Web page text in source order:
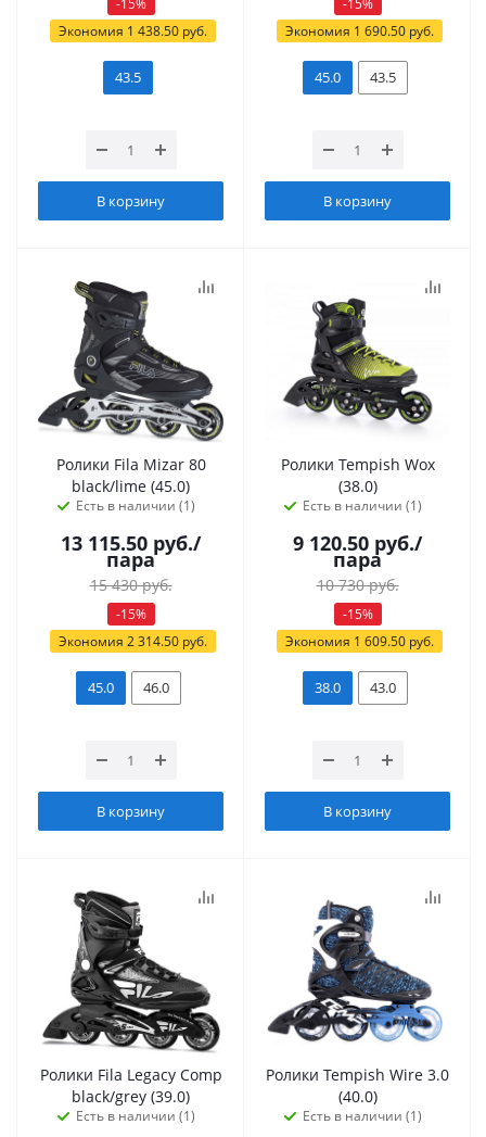
-15%
Экономия 1 438.50руб.
43.5
В корзину
-15%
Экономия 1 690.50руб.
45.0 43.5
В корзину
Ролики Fila Mizar 80
black/lime (45.0)
Есть в наличии (1)
13 115.50 руб./
пара
15 430руб.
-15%
Экономия 2 314.50руб.
45.0 46.0
В корзину
Ролики Tempish Wox
(38.0)
Есть в наличии (1)
9 120.50 руб./
пара
10 730руб.
-15%
Экономия 1 609.50руб.
38.0 43.0
В корзину
Ролики Fila Legacy Comp
black/grey (39.0)
Есть в наличии (1)
Ролики Tempish Wire 3.0
(40.0)
Есть в наличии (1)